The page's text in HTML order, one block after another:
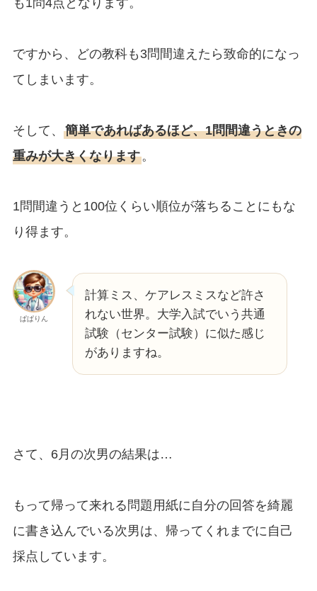
も1問4点となります。
ですから、どの教科も3問間違えたら致命的になっ
てしまいます。
そして、 簡単であればあるほど、1問間違うときの
重みが大きくなります。
1問間違うと100位くらい順位が落ちることにもな
り得ます。
ぱぱりん
計算ミス、ケアレスミスなど許さ
れない世界。大学入試でいう共通
試験（センター試験）に似た感じ
がありますね。
さて、6月の次男の結果は…
もって帰って来れる問題用紙に自分の回答を綺麗
に書き込んでいる次男は、帰ってくれまでに自己
採点しています。